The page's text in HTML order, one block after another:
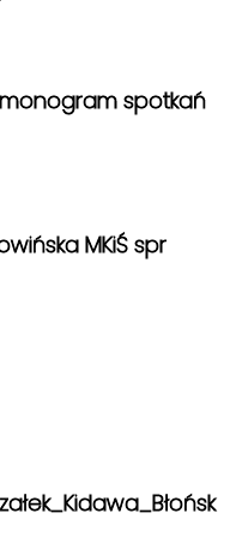
spotkań
MKiŚ spr